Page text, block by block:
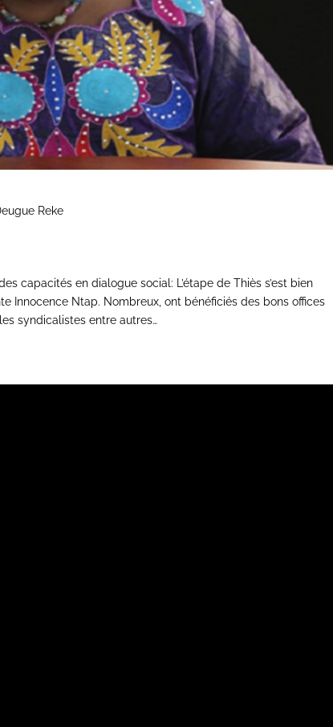
Reke
capacités en dialogue social: L’étape de Thiès s’est bien
Innocence Ntap. Nombreux, ont bénéficiés des bons offices
syndicalistes entre autres…